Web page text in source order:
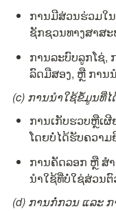
ການມີສ່ວນຮ່ວມໃນ
ຊັກຊວນທາງສາສ
ການລະບົບລູກໂຊ່,
ລົດມືສອງ, ຫຼື ການ
(c) ການນຳໃຊ້ຂໍ້ມູນທີ່
ການເກັບຮວບຫຼືເ
ໂດຍບໍ່ໄດ້ຮັບຄວາ
ການຄັດລອກ ຫຼື ສ
ນຳໃຊ້ທີ່ບໍ່ໃຊ່ສ່ວນຕົ
(d) ການກໍ່ກວນ ແລະ